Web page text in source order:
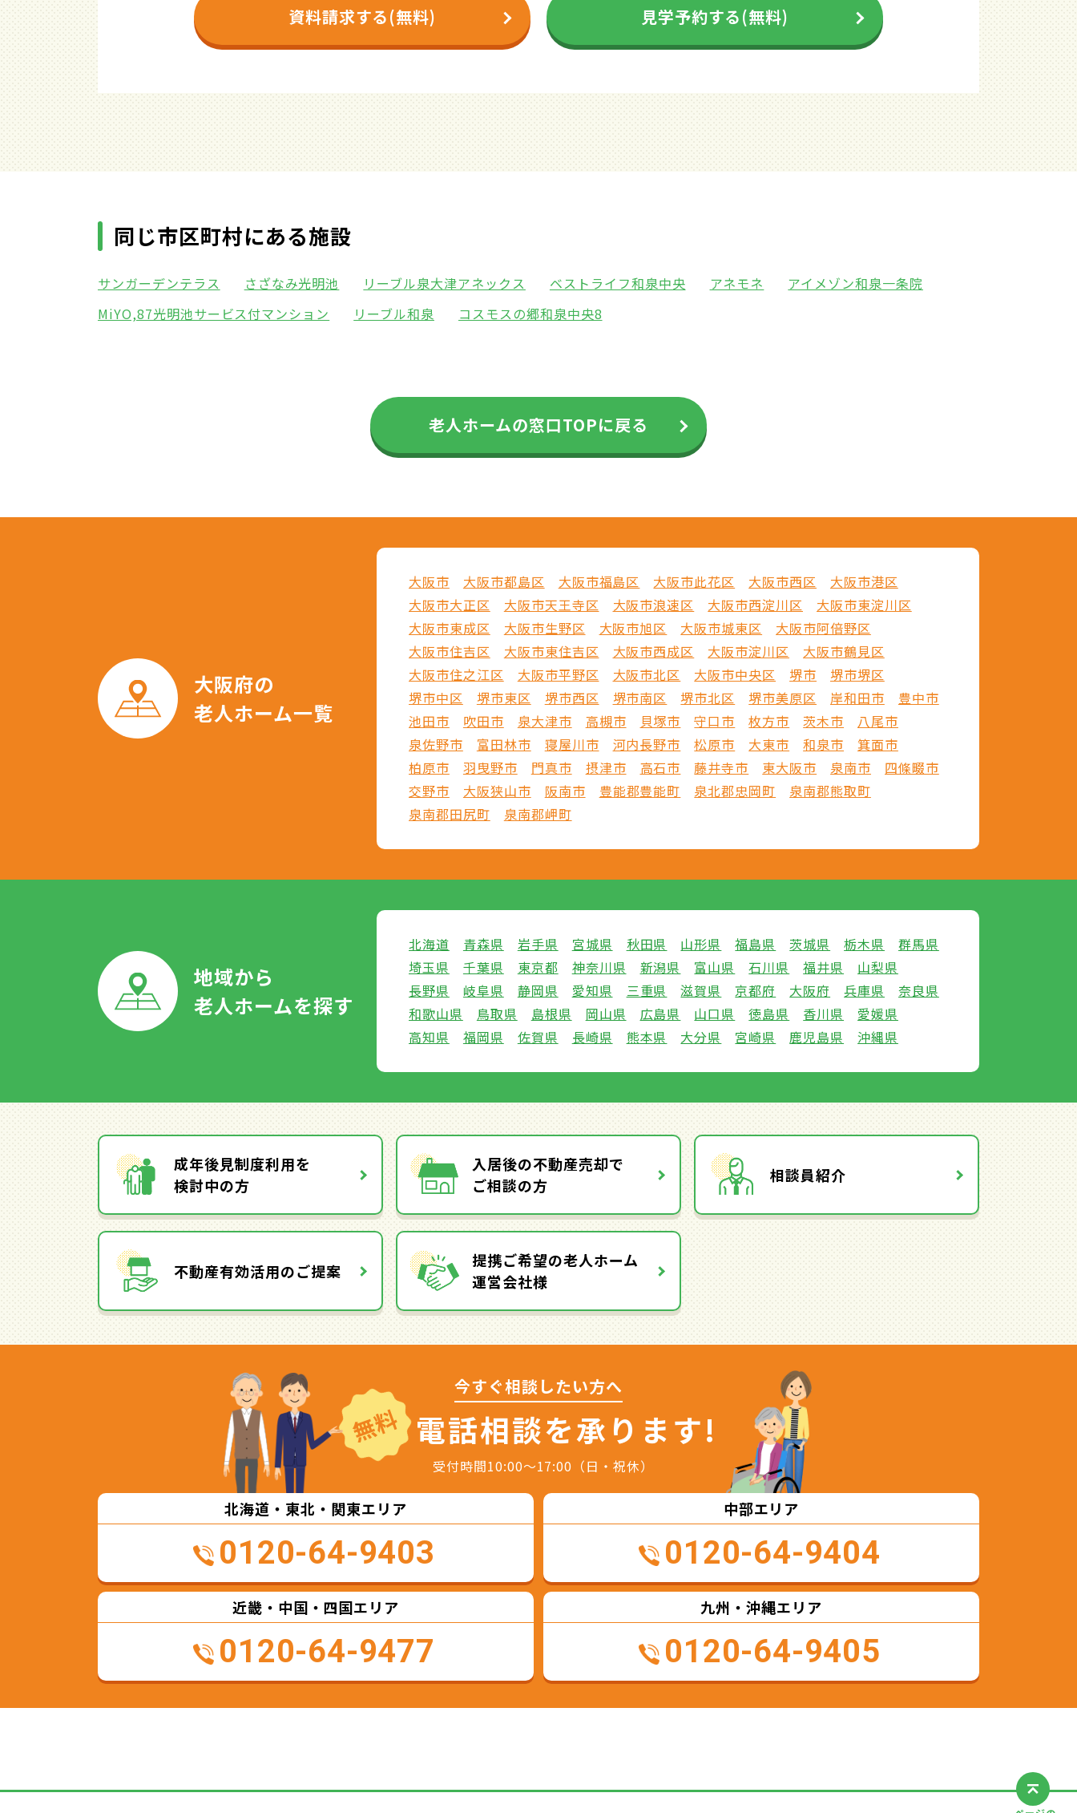
資料請求する(無料) 見学予約する(無料)
同じ市区町村にある施設
サンガーデンテラス さざなみ光明池 リーブル泉大津アネックス ベストライフ和泉中央 アネモネ
アイメゾン和泉一条院
MiYO,87光明池サービス付マンション
リーブル和泉 コスモスの郷和泉中央8
老人ホームの窓口TOPに戻る
大阪府の
老人ホーム一覧
大阪市 大阪市都島区 大阪市福島区 大阪市此花区 大阪市西区
大阪市港区
大阪市大正区
大阪市天王寺区 大阪市浪速区 大阪市西淀川区
大阪市東淀川区
大阪市東成区
大阪市生野区 大阪市旭区 大阪市城東区
大阪市阿倍野区
大阪市住吉区
大阪市東住吉区 大阪市西成区 大阪市淀川区
大阪市鶴見区
大阪市住之江区
大阪市平野区 大阪市北区 大阪市中央区 堺市
堺市堺区
堺市中区
堺市東区 堺市西区 堺市南区 堺市北区 堺市美原区 岸和田市
豊中市
池田市
吹田市 泉大津市 高槻市 貝塚市 守口市 枚方市 茨木市
八尾市
泉佐野市
富田林市 寝屋川市 河内長野市 松原市 大東市 和泉市
箕面市
柏原市
羽曳野市 門真市 摂津市 高石市 藤井寺市 東大阪市 泉南市
四條畷市
交野市
大阪狭山市 阪南市 豊能郡豊能町 泉北郡忠岡町
泉南郡熊取町
泉南郡田尻町
泉南郡岬町
地域から
老人ホームを探す
北海道 青森県 岩手県 宮城県 秋田県 山形県 福島県 茨城県 栃木県
群馬県
埼玉県
千葉県 東京都 神奈川県 新潟県 富山県 石川県 福井県
山梨県
長野県
岐阜県 静岡県 愛知県 三重県 滋賀県 京都府 大阪府 兵庫県
奈良県
和歌山県
鳥取県 島根県 岡山県 広島県 山口県 徳島県 香川県
愛媛県
高知県
福岡県 佐賀県 長崎県 熊本県 大分県 宮崎県 鹿児島県 沖縄県
成年後見制度利用を
検討中の方
入居後の不動産売却で
ご相談の方
相談員紹介
不動産有効活用のご提案
提携ご希望の老人ホーム
運営会社様
無料
今すぐ相談したい方へ
電話相談を承ります!
受付時間10:00～17:00（日・祝休）
北海道・東北・関東エリア
0120-64-9403
中部エリア
0120-64-9404
近畿・中国・四国エリア
0120-64-9477
九州・沖縄エリア
0120-64-9405